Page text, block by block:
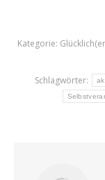
Kategorie:
Schlagwörter: